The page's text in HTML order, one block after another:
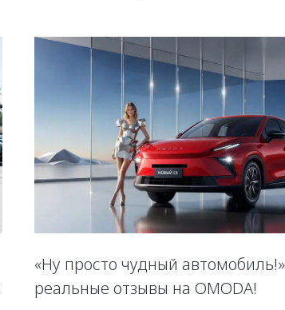
«Ну просто чудный
реальные отзывы на OMODA!